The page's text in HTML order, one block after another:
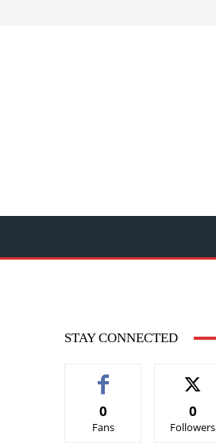
STAY CONNECTED
0
Fans
0
Followers